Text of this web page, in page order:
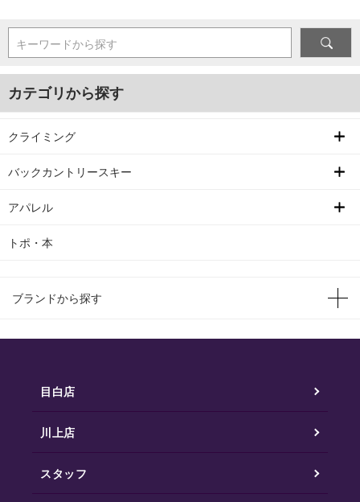
キーワードから探す
カテゴリから探す
クライミング
バックカントリースキー
アパレル
トポ・本
ブランドから探す
目白店
川上店
スタッフ